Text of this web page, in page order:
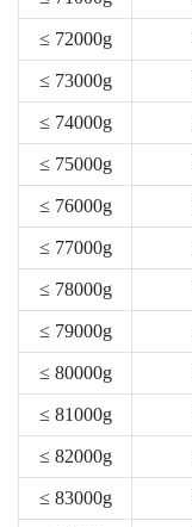
≤ 72000g
≤ 73000g
≤ 74000g
≤ 75000g
≤ 76000g
≤ 77000g
≤ 78000g
≤ 79000g
≤ 80000g
≤ 81000g
≤ 82000g
≤ 83000g